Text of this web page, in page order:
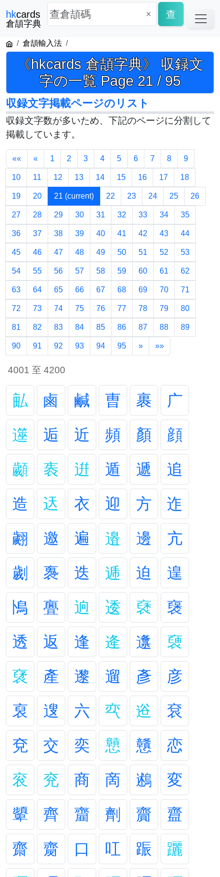
hkcards
倉頡字典
× 查
倉頡輸入法
《hkcards 倉頡字典》 収録文
字の一覧 Page 21 / 95
収録文字掲載ページのリスト
収録文字数が多いため、下記のページに分割して
掲載しています。
«« « 1 2 3 4 5 6 7 8 9
10 11 12 13 14 15 16 17 18
19 20 21 (current) 22 23 24 25 26
27 28 29 30 31 32 33 34 35
36 37 38 39 40 41 42 43 44
45 46 47 48 49 50 51 52 53
54 55 56 57 58 59 60 61 62
63 64 65 66 67 68 69 70 71
72 73 74 75 76 77 78 79 80
81 82 83 84 85 86 87 88 89
90 91 92 93 94 95 » »»
4001 至 4200
畆 鹵 鹹 曺 裹
广
遾
逅 近 頻 顏
顔
顪
袠 逬 遁 遞
追
造
迗 衣 迎 方
迮
翽
邀 遍 邉 邊
亢
劌
褢 迭 逓 迫
遑
鳪
亹 逈 逶 褎
襃
透
返 逢 逄 邍
褏
裦
產 邌 遛 彥
彦
裒
遚 六 亪 逧
袞
兗
交 奕 戅 戇
恋
衮
兖 商 啇 鶐
変
顰
齊 齏 劑 齎
齍
齋
齌 口 叿 䟴
躧